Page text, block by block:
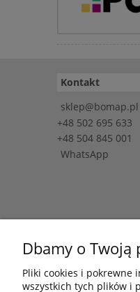
Kontakt
sklep@bomap.pl
+48 502 695 633
+48 504 845 001
WhatsApp
Dbamy o Twoją
Pliki cookies i pokrewne
wszystkich tych plików i